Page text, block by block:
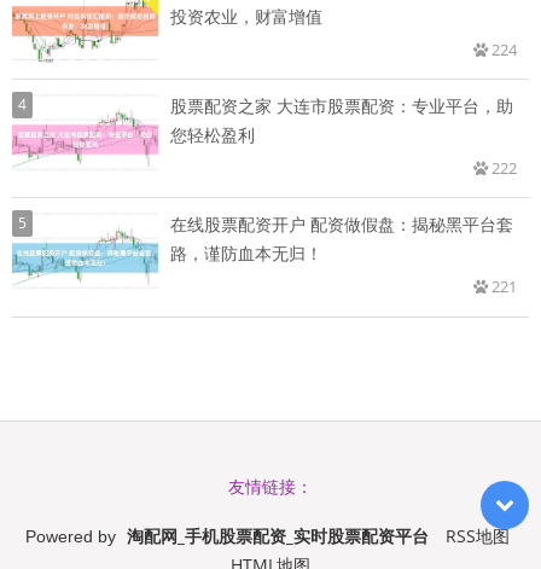
投资农业，财富增值
224
4
股票配资之家 大连市股票配资：专业平台，助
您轻松盈利
222
5
在线股票配资开户 配资做假盘：揭秘黑平台套
路，谨防血本无归！
221
友情链接：
Powered by 淘配网_手机股票配资_实时股票配资平台
RSS地图
HTML地图